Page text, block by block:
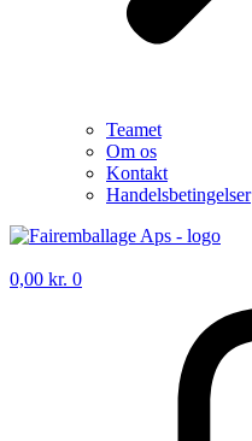
Teamet
Om os
Kontakt
Handelsbetingelser
0,00 kr. 0